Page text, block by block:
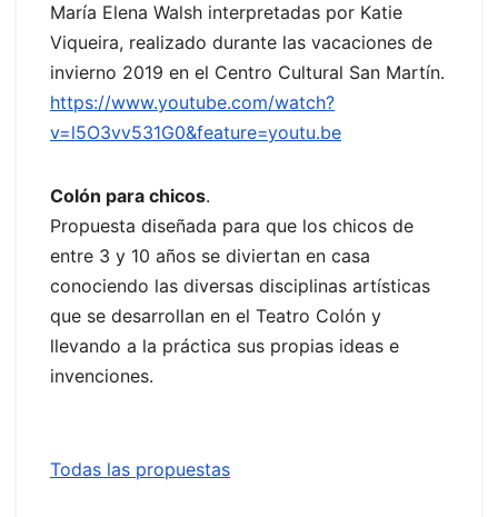
María Elena Walsh interpretadas por Katie
Viqueira, realizado durante las vacaciones de
invierno 2019 en el Centro Cultural San Martín.
https://www.youtube.com/watch?
v=l5O3vv531G0&feature=youtu.be
Colón para chicos.
Propuesta diseñada para que los chicos de
entre 3 y 10 años se diviertan en casa
conociendo las diversas disciplinas artísticas
que se desarrollan en el Teatro Colón y
llevando a la práctica sus propias ideas e
invenciones.
Todas las propuestas